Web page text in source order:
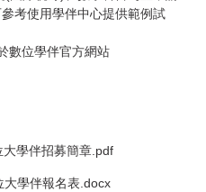
考使用學伴中心提供範例試
位學伴官方網站
學伴招募簡章.pdf
大學伴報名表.docx